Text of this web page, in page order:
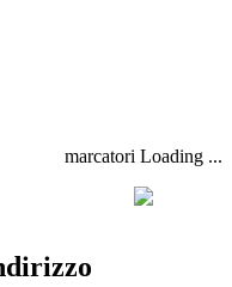
marcatori Loading ...